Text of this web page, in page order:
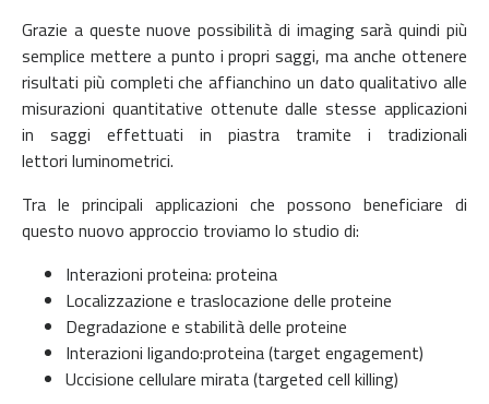
Grazie a queste nuove possibilità di imaging sarà quindi più
semplice mettere a punto i propri saggi, ma anche ottenere
risultati più completi che affianchino un dato qualitativo alle
misurazioni quantitative ottenute dalle stesse applicazioni
in saggi effettuati in piastra tramite i tradizionali
lettori luminometrici.
Tra le principali applicazioni che possono beneficiare di
questo nuovo approccio troviamo lo studio di:
Interazioni proteina: proteina
Localizzazione e traslocazione delle proteine
Degradazione e stabilità delle proteine
Interazioni ligando:proteina (target engagement)
Uccisione cellulare mirata (targeted cell killing)